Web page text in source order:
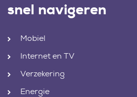
snel navigeren
Mobiel
Internet en TV
Verzekering
Energie